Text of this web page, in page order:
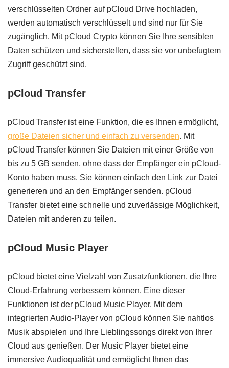
verschlüsselten Ordner auf pCloud Drive hochladen,
werden automatisch verschlüsselt und sind nur für Sie
zugänglich. Mit pCloud Crypto können Sie Ihre sensiblen
Daten schützen und sicherstellen, dass sie vor unbefugtem
Zugriff geschützt sind.
pCloud Transfer
pCloud Transfer ist eine Funktion, die es Ihnen ermöglicht,
große Dateien sicher und einfach zu versenden. Mit
pCloud Transfer können Sie Dateien mit einer Größe von
bis zu 5 GB senden, ohne dass der Empfänger ein pCloud-
Konto haben muss. Sie können einfach den Link zur Datei
generieren und an den Empfänger senden. pCloud
Transfer bietet eine schnelle und zuverlässige Möglichkeit,
Dateien mit anderen zu teilen.
pCloud Music Player
pCloud bietet eine Vielzahl von Zusatzfunktionen, die Ihre
Cloud-Erfahrung verbessern können. Eine dieser
Funktionen ist der pCloud Music Player. Mit dem
integrierten Audio-Player von pCloud können Sie nahtlos
Musik abspielen und Ihre Lieblingssongs direkt von Ihrer
Cloud aus genießen. Der Music Player bietet eine
immersive Audioqualität und ermöglicht Ihnen das